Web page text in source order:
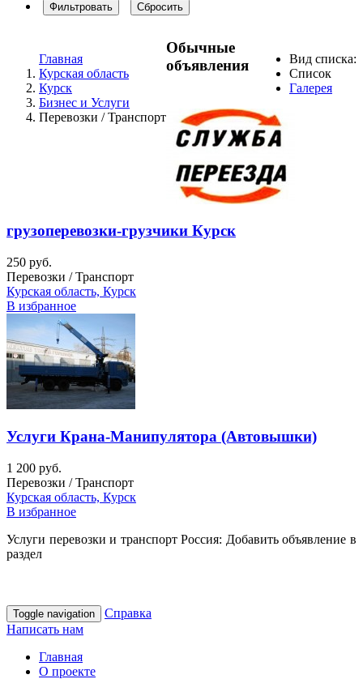
Фильтровать Сбросить
Главная
Курская область
Курск
Бизнес и Услуги
Перевозки / Транспорт
Вид списка:
Список
Галерея
Обычные
объявления
грузоперевозки-грузчики Курск
250 руб.
Перевозки / Транспорт
Курская область, Курск
В избранное
Услуги Крана-Манипулятора (Автовышки)
1 200 руб.
Перевозки / Транспорт
Курская область, Курск
В избранное
Услуги перевозки и транспорт Россия: Добавить объявление в
раздел
Toggle navigation
Справка
Написать нам
Главная
О проекте